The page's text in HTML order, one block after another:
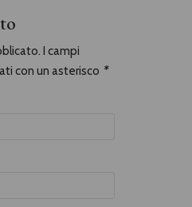
I campi
con un asterisco *